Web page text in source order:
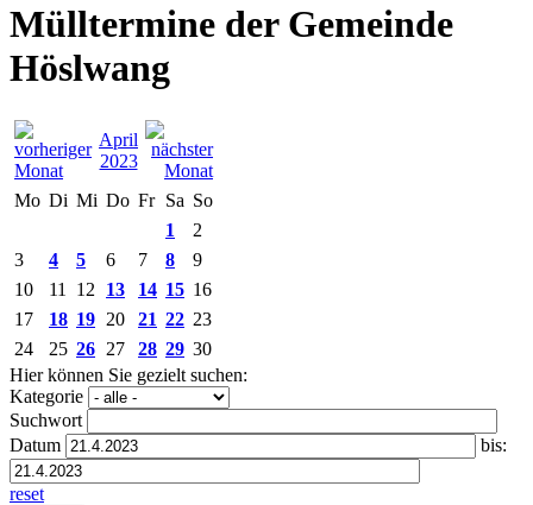
Mülltermine der Gemeinde
Höslwang
April
2023
Mo Di Mi Do Fr Sa So
1
2
3
4 5 6 7 8
9
10
11 12 13 14 15 16
17
18 19 20 21 22 23
24
25 26 27 28 29 30
Hier können Sie gezielt suchen:
Kategorie
Suchwort
Datum
bis:
reset